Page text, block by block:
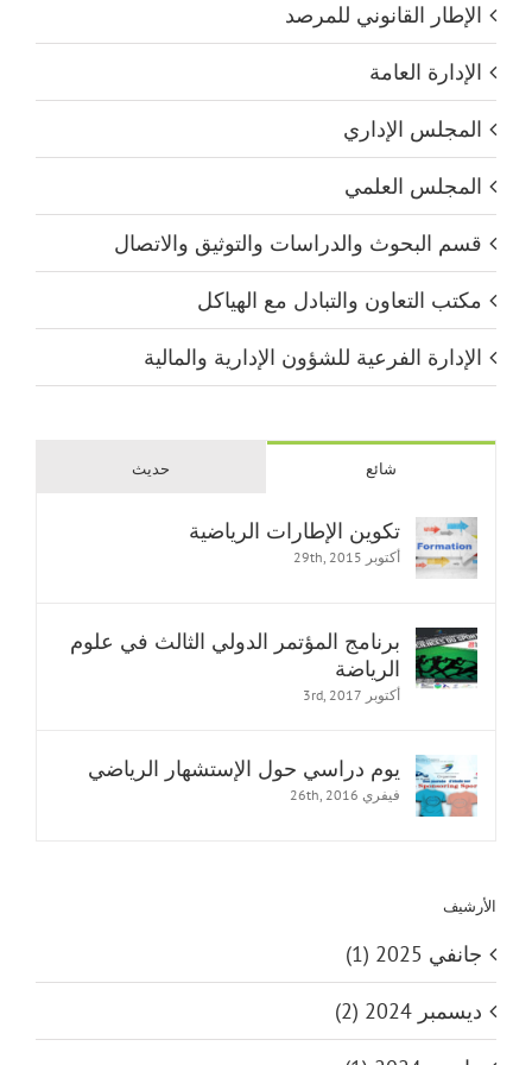
الإطار القانوني للمرصد
الإدارة العامة
المجلس الإداري
المجلس العلمي
قسم البحوث والدراسات والتوثيق والاتصال
مكتب التعاون والتبادل مع الهياكل
الإدارة الفرعية للشؤون الإدارية والمالية
شائع حديث
تكوين الإطارات الرياضية
أكتوبر 29th, 2015
برنامج المؤتمر الدولي الثالث في علوم
الرياضة
أكتوبر 3rd, 2017
يوم دراسي حول الإستشهار الرياضي
فيفري 26th, 2016
الأرشيف
جانفي 2025 (1)
ديسمبر 2024 (2)